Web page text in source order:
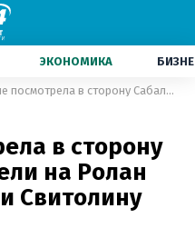
ЭКОНОМИКА
Даже не посмотрела в сторону Сабаленко: зрители на Ролан Гаррос освистали Свитолину после матча
в сторону
на Ролан
Свитолину